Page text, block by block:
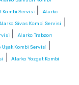
Kombi Servisi
Alarko
Sivas Kombi Servisi
Alarko Trabzon
Uşak Kombi Servisi
Alarko Yozgat Kombi